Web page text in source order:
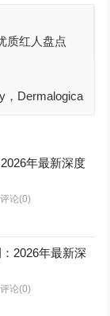
质红人盘点
，Dermalogica
年最新深度
评论(0)
2026年最新深
评论(0)